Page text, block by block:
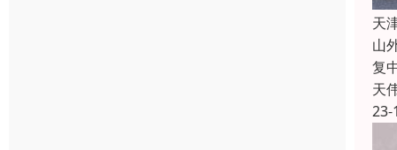
天
山
复
天
23-